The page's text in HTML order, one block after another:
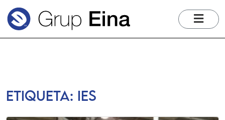
Etiqueta: ies